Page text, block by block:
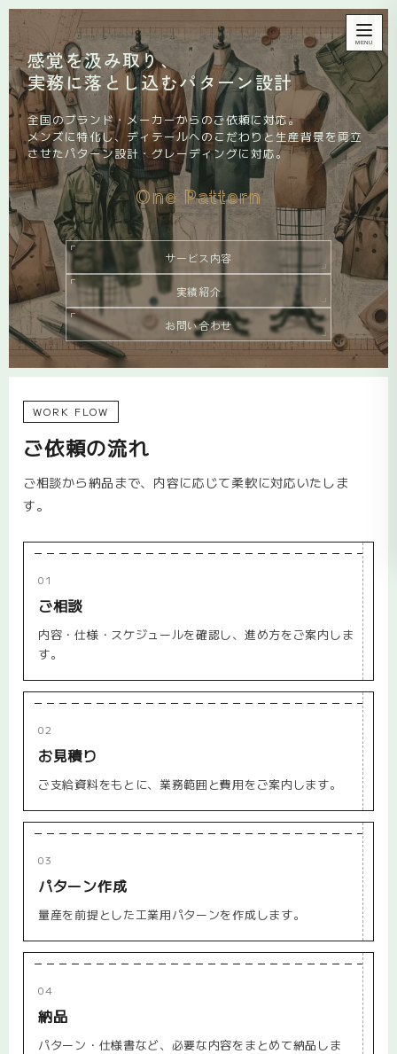
MENU
感覚を汲み取り、
実務に落とし込むパターン設計
全国のブランド・メーカーからのご依頼に対応。
メンズに特化し、ディテールへのこだわりと生産背景を両立
させたパターン設計・グレーディングに対応。
One Pattern
サービス内容
実績紹介
お問い合わせ
WORK FLOW
ご依頼の流れ
ご相談から納品まで、内容に応じて柔軟に対応いたしま
す。
01
ご相談
内容・仕様・スケジュールを確認し、進め方をご案内しま
す。
02
お見積り
ご支給資料をもとに、業務範囲と費用をご案内します。
03
パターン作成
量産を前提とした工業用パターンを作成します。
04
納品
パターン・仕様書など、必要な内容をまとめて納品しま